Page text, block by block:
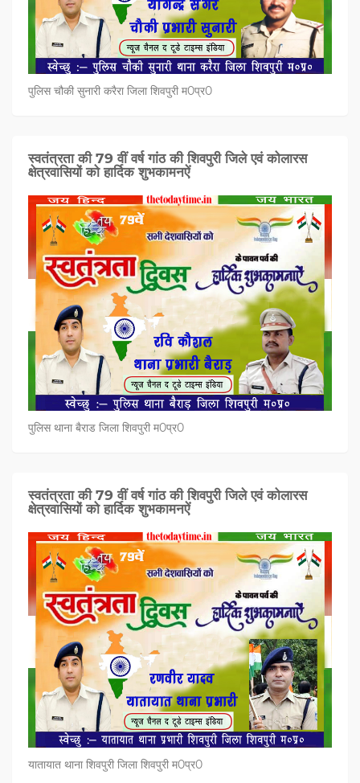
पुलिस चौकी सुनारी करैरा जिला शिवपुरी म0प्र0
स्वतंत्रता की 79 वीं वर्ष गांठ की शिवपुरी जिले एवं कोलारस
क्षेत्रवासियों को हार्दिक शुभकामनऐं
पुलिस थाना बैराड जिला शिवपुरी म0प्र0
स्वतंत्रता की 79 वीं वर्ष गांठ की शिवपुरी जिले एवं कोलारस
क्षेत्रवासियों को हार्दिक शुभकामनऐं
यातायात थाना शिवपुरी जिला शिवपुरी म0प्र0